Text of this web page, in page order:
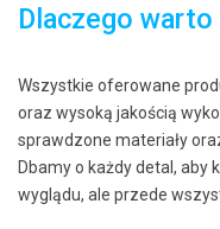
Dlaczego warto
Wszystkie oferowane
oraz wysoką jakością
sprawdzone materiały
Dbamy o każdy detal, aby
wyglądu, ale przede